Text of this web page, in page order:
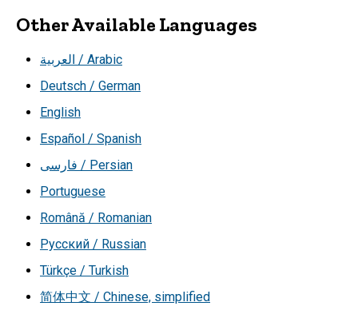
Other Available Languages
العربية / Arabic
Deutsch / German
English
Español / Spanish
فارسی / Persian
Portuguese
Română / Romanian
Русский / Russian
Türkçe / Turkish
简体中文 / Chinese, simplified